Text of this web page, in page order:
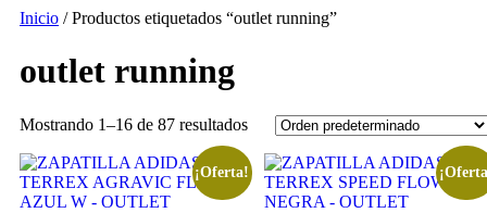
Inicio / Productos etiquetados “outlet running”
outlet running
Mostrando 1–16 de 87 resultados
¡Oferta!